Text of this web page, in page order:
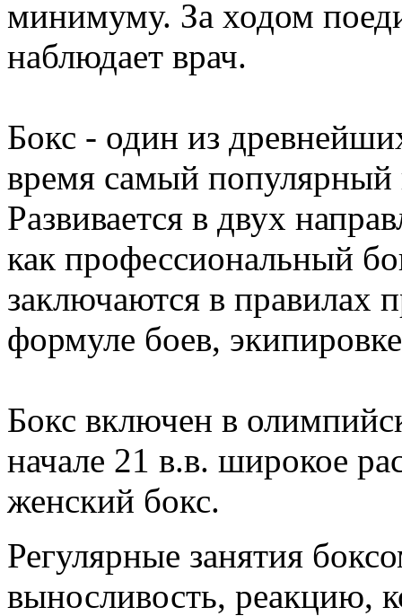
минимуму. За ходом
наблюдает врач.
Бокс - один из
время самый популярный
Развивается в двух
как профессиональный
заключаются в правилах
формуле боев,
Бокс включен в
начале 21 в.в. широкое
женский бокс.
Регулярные занятия
выносливость, реакцию,